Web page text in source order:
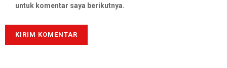
untuk komentar saya berikutnya.